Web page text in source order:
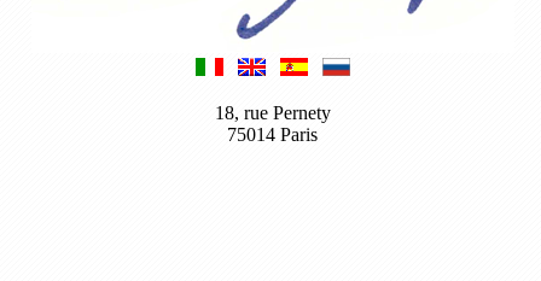
18, rue Pernety
75014 Paris